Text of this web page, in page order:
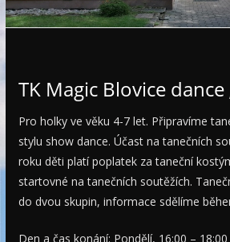
e
TK Magic Blovice dance
Pro holky ve věku 4-7 let. Připravíme
stylu show dance. Účast na tanečních
roku děti platí poplatek za taneční
startovné na tanečních soutěžích.
do dvou skupin, informace sdělíme
Den a čas konání: Pondělí, 16:00 –